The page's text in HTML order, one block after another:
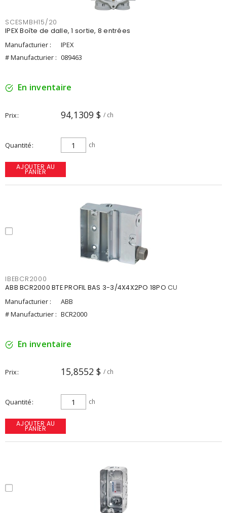
SCESMBH15/20
IPEX Boîte de dalle, 1 sortie, 8 entrées
Manufacturier :
IPEX
# Manufacturier : 089463
En inventaire
Prix 94,1309 $ / ch
Quantité ch
AJOUTER AU
PANIER
IBEBCR2000
ABB BCR2000 BTE PROFIL BAS 3-3/4X4X2PO 18PO CU
Manufacturier :
ABB
# Manufacturier : BCR2000
En inventaire
Prix 15,8552 $ / ch
Quantité ch
AJOUTER AU
PANIER